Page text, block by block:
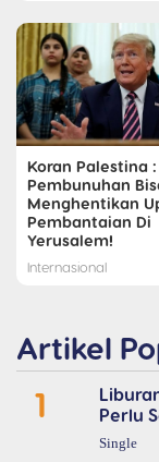
Koran Palestina
Pembunuhan
Menghentikan
Pembantaian Di
Yerusalem!
Internasional
Artikel
1
Perlu
Single